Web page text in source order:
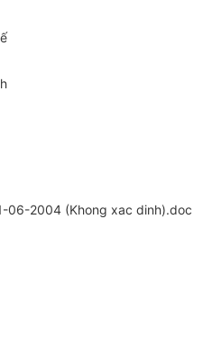
06-2004 (Khong xac dinh).doc